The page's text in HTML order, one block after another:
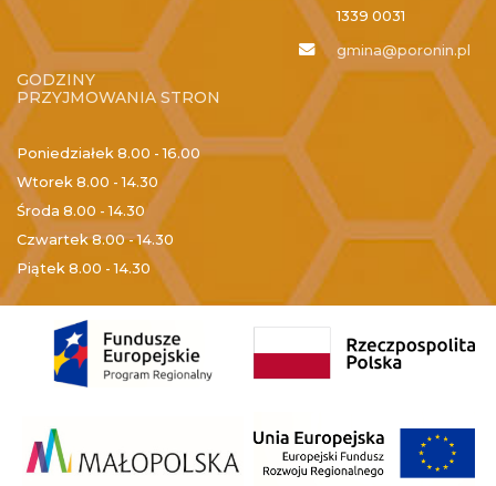
1339 0031
gmina@poronin.pl
GODZINY
PRZYJMOWANIA STRON
Poniedziałek 8.00 - 16.00
Wtorek 8.00 - 14.30
Środa 8.00 - 14.30
Czwartek8.00 - 14.30
Piątek 8.00 - 14.30